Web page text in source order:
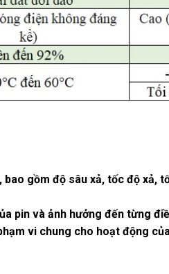
gồm độ sâu xả, tốc độ xả,
pin và ảnh hưởng đến từng
vi chung cho hoạt động